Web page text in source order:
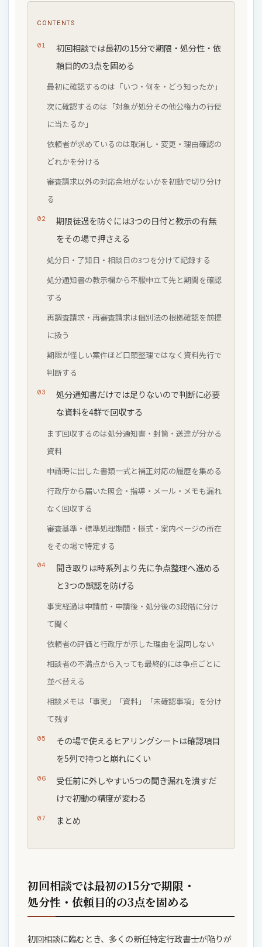
CONTENTS
初回相談では最初の15分で期限・処分性・依
頼目的の3点を固める
最初に確認するのは「いつ・何を・どう知ったか」
次に確認するのは「対象が処分その他公権力の行使
に当たるか」
依頼者が求めているのは取消し・変更・理由確認の
どれかを分ける
審査請求以外の対応余地がないかを初動で切り分け
る
期限徒過を防ぐには3つの日付と教示の有無
をその場で押さえる
処分日・了知日・相談日の3つを分けて記録する
処分通知書の教示欄から不服申立て先と期間を確認
する
再調査請求・再審査請求は個別法の根拠確認を前提
に扱う
期限が怪しい案件ほど口頭整理ではなく資料先行で
判断する
処分通知書だけでは足りないので判断に必要
な資料を4群で回収する
まず回収するのは処分通知書・封筒・送達が分かる
資料
申請時に出した書類一式と補正対応の履歴を集める
行政庁から届いた照会・指導・メール・メモも漏れ
なく回収する
審査基準・標準処理期間・様式・案内ページの所在
をその場で特定する
聞き取りは時系列より先に争点整理へ進める
と3つの誤認を防げる
事実経過は申請前・申請後・処分後の3段階に分け
て聞く
依頼者の評価と行政庁が示した理由を混同しない
相談者の不満点から入っても最終的には争点ごとに
並べ替える
相談メモは「事実」「資料」「未確認事項」を分け
て残す
その場で使えるヒアリングシートは確認項目
を5列で持つと崩れにくい
受任前に外しやすい5つの聞き漏れを潰すだ
けで初動の精度が変わる
まとめ
初回相談では最初の15分で期限・
処分性・依頼目的の3点を固める
初回相談に臨むとき、多くの新任特定行政書士が陥りが